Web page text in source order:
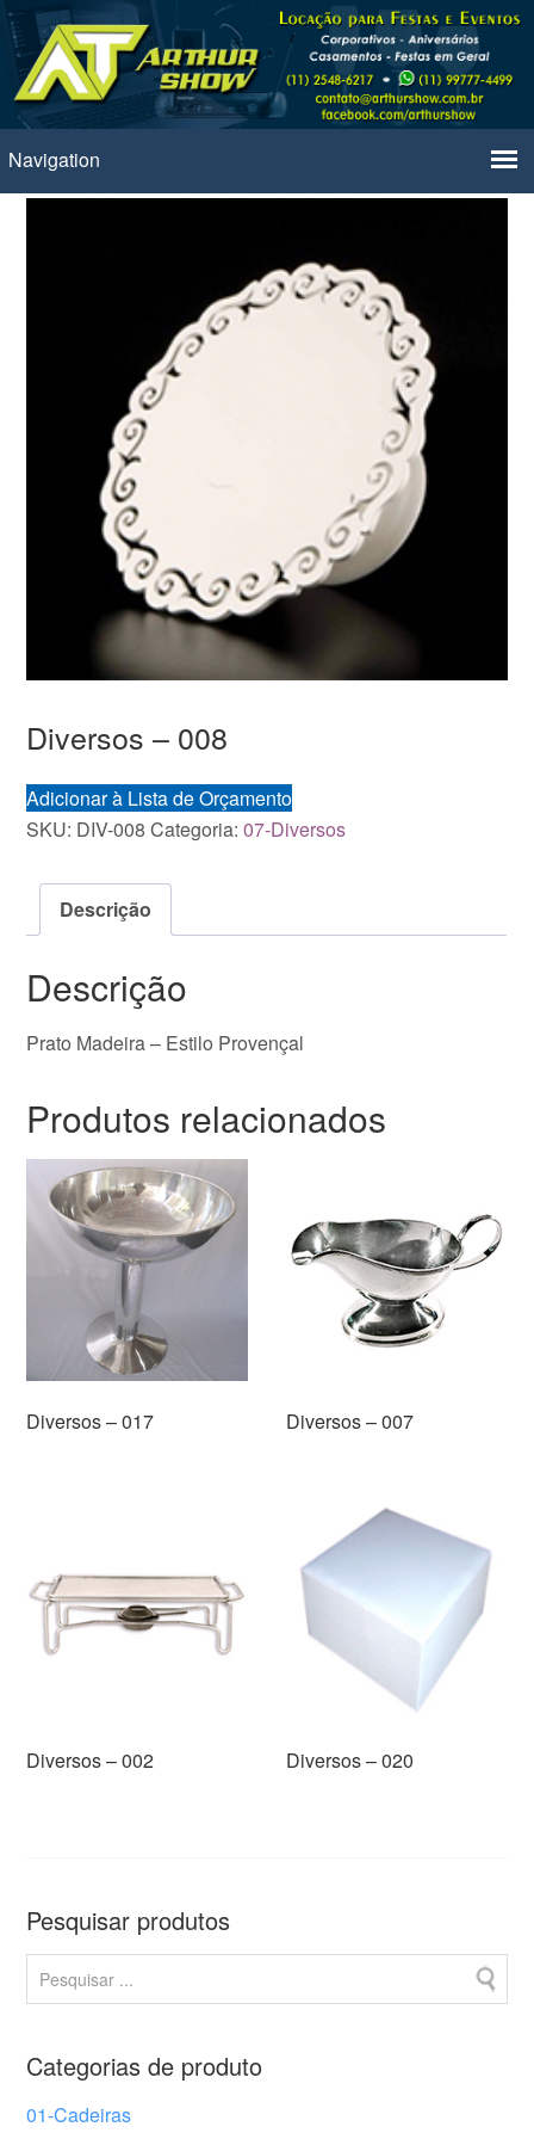
Diversos – 008
Adicionar à Lista de Orçamento
SKU: DIV-008 Categoria:07-Diversos
Descrição
Descrição
Prato Madeira – Estilo Provençal
Produtos relacionados
Diversos – 017 Diversos – 007
Diversos – 002 Diversos – 020
Pesquisar produtos
Categorias de produto
01-Cadeiras